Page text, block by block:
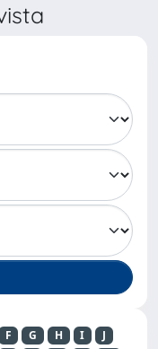
F G H I
J